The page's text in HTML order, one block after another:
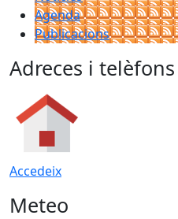
Agenda
Publicacions
Adreces i telèfons
Accedeix
Meteo